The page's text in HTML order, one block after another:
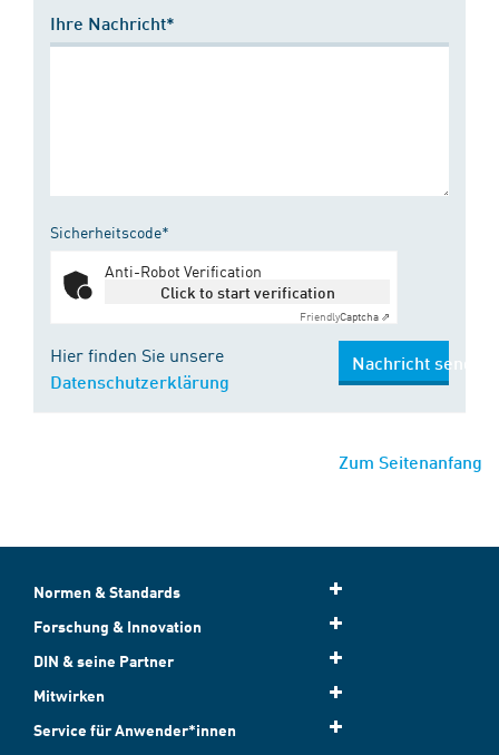
Ihre Nachricht*
Sicherheitscode*
Anti-Robot Verification
Click to start verification
FriendlyCaptcha ⇗
Hier finden Sie unsere
Datenschutzerklärung
Nachricht senden
Zum Seitenanfang
Normen & Standards
Forschung & Innovation
DIN & seine Partner
Mitwirken
Service für Anwender*innen